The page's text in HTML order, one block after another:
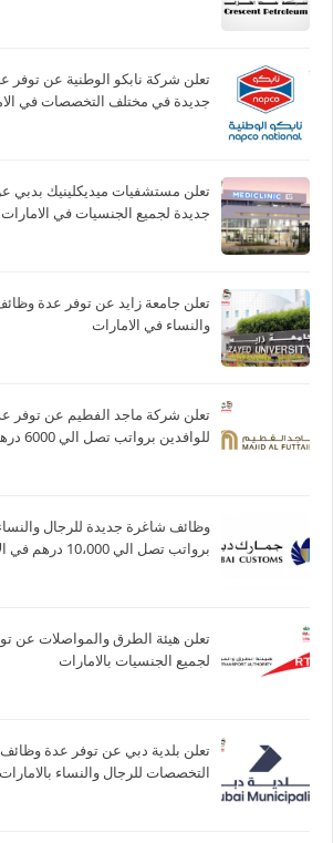
تعلن شركة نابكو الوطنية عن
جديدة في مختلف التخصصات في
تعلن مستشفيات ميديكلينيك
جديدة لجميع الجنسيات في الامارات
تعلن جامعة زايد عن توفر عدة
والنساء في الامارات
تعلن شركة ماجد الفطيم عن توفر
للوافدين برواتب تصل الي 6000 درهم بالامارات
وظائف شاغرة جديدة للرجال
برواتب تصل الي 10،000 درهم في الامارات
تعلن هيئة الطرق والمواصلات عن
لجميع الجنسيات بالامارات
تعلن بلدية دبي عن توفر عدة
التخصصات للرجال والنساء بالامارات